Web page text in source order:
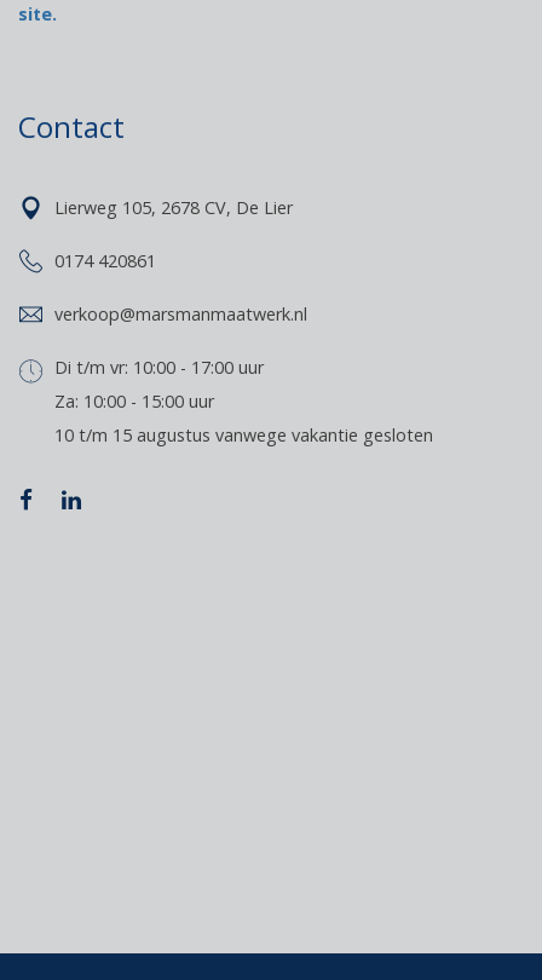
site.
Contact
Lierweg 105, 2678 CV, De Lier
0174 420861
verkoop@marsmanmaatwerk.nl
Di t/m vr: 10:00 - 17:00 uur
Za: 10:00 - 15:00 uur
10 t/m 15 augustus vanwege vakantie gesloten